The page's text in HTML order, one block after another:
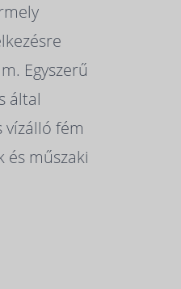
Egyszerű
által
vízálló fém
és műszaki